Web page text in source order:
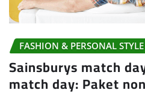
FASHION & PERSONAL STYLE
Sainsburys match
match day: Paket